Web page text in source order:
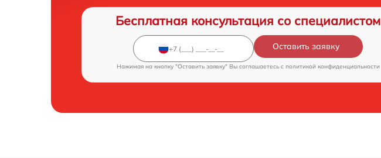
Бесплатная консультация со специалистом
Оставить заявку
Нажимая на кнопку "Оставить заявку" Вы соглашаетесь c политикой конфиденциальности